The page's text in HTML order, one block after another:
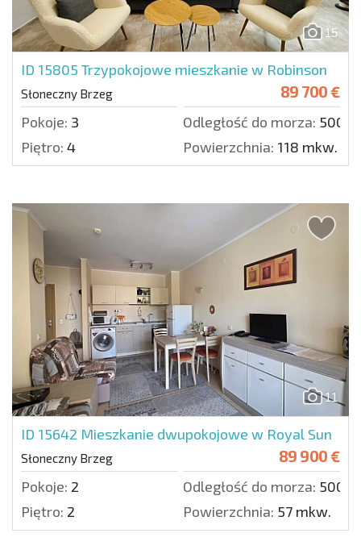
15
ID 15805 Trzypokojowe mieszkanie w Robinson
Słoneczny Brzeg 89 700 €
Pokoje: 3 Odległość do morza: 500
Piętro: 4 Powierzchnia: 118 mkw.
11
ID 15642 Mieszkanie dwupokojowe w Royal Sun
Słoneczny Brzeg 89 900 €
Pokoje: 2 Odległość do morza: 500
Piętro: 2 Powierzchnia: 57 mkw.